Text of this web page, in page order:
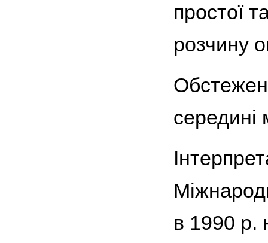
простої
розчину
середині
в 1990 р.